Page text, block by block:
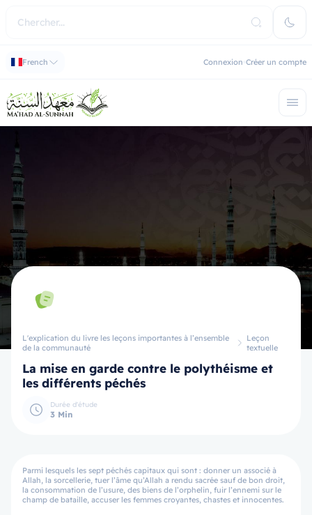
French Connexion Créer un compte
L'explication du livre les leçons importantes à l’ensemble
de la communauté
Leçon
textuelle
La mise en garde contre le polythéisme et
les différents péchés
Durée d'étude
3 Min
Parmi lesquels les sept péchés capitaux qui sont : donner un associé à
Allah, la sorcellerie, tuer l’âme qu’Allah a rendu sacrée sauf de bon droit,
la consommation de l’usure, des biens de l’orphelin, fuir l’ennemi sur le
champ de bataille, accuser les femmes croyantes, chastes et innocentes.